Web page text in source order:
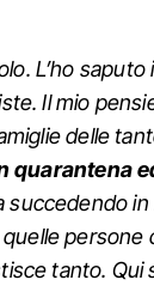
L’ho
Il mio
delle
quarantena
succedendo
persone
tanto.